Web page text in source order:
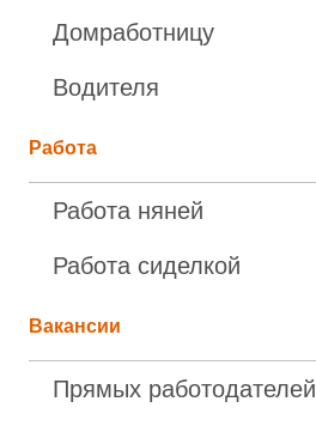
Домработницу
Водителя
Работа
Работа няней
Работа сиделкой
Вакансии
Прямых работодателей